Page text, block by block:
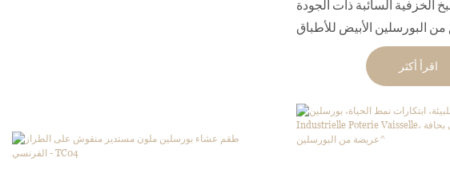
الخزفية السائبة ذات الجودة
اقرأ أكثر